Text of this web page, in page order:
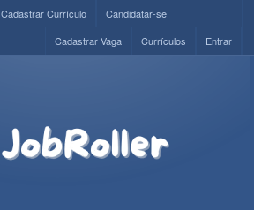
Cadastrar Currículo
Candidatar-se
Entrar
Currículos
Cadastrar Vaga